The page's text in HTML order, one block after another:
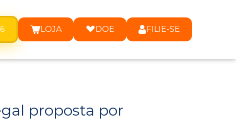
LOJA DOE FILIE-SE
proposta por